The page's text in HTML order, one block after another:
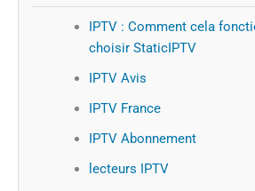
IPTV : Comment cela
choisir StaticIPTV
IPTV Avis
IPTV France
IPTV Abonnement
lecteurs IPTV